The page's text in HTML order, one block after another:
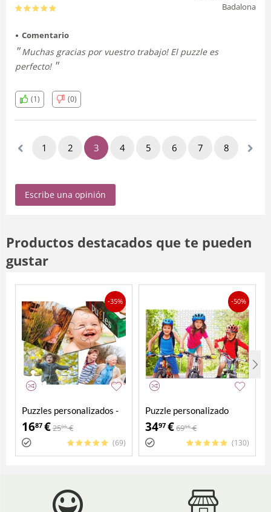
Badalona
Comentario
Muchas gracias por vuestro trabajo! El puzzle es
perfecto!
(1) (0)
1 2 3 4 5 6 7 8 9
Escribe una opinión
Productos destacados que te pueden
gustar
-35%
Puzzles personalizados -
Pack 4 en 1
1687 €2595 €
(69)
-50%
Puzzle personalizado
2000 piezas
3497 €6995 €
(130)